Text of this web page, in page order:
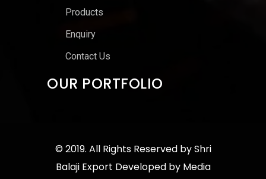
Products
Enquiry
Contact Us
OUR PORTFOLIO
© 2019. All Rights Reserved byShri
Balaji Export Developed by Media